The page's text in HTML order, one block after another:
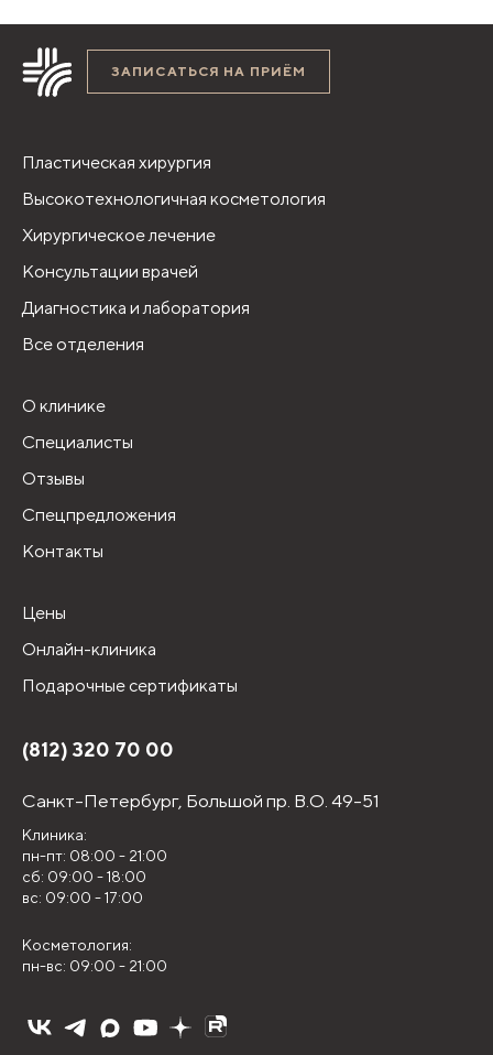
ЗАПИСАТЬСЯ НА ПРИЁМ
Пластическая хирургия
Высокотехнологичная косметология
Хирургическое лечение
Консультации врачей
Диагностика и лаборатория
Все отделения
О клинике
Специалисты
Отзывы
Спецпредложения
Контакты
Цены
Онлайн-клиника
Подарочные сертификаты
(812) 320 70 00
Санкт-Петербург, Большой пр. В.О. 49-51
Клиника:
пн-пт: 08:00 - 21:00
сб: 09:00 - 18:00
вс: 09:00 - 17:00
Косметология:
пн-вс: 09:00 - 21:00